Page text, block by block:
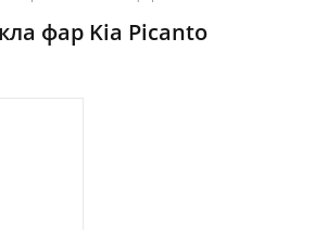
фар Kia Picanto